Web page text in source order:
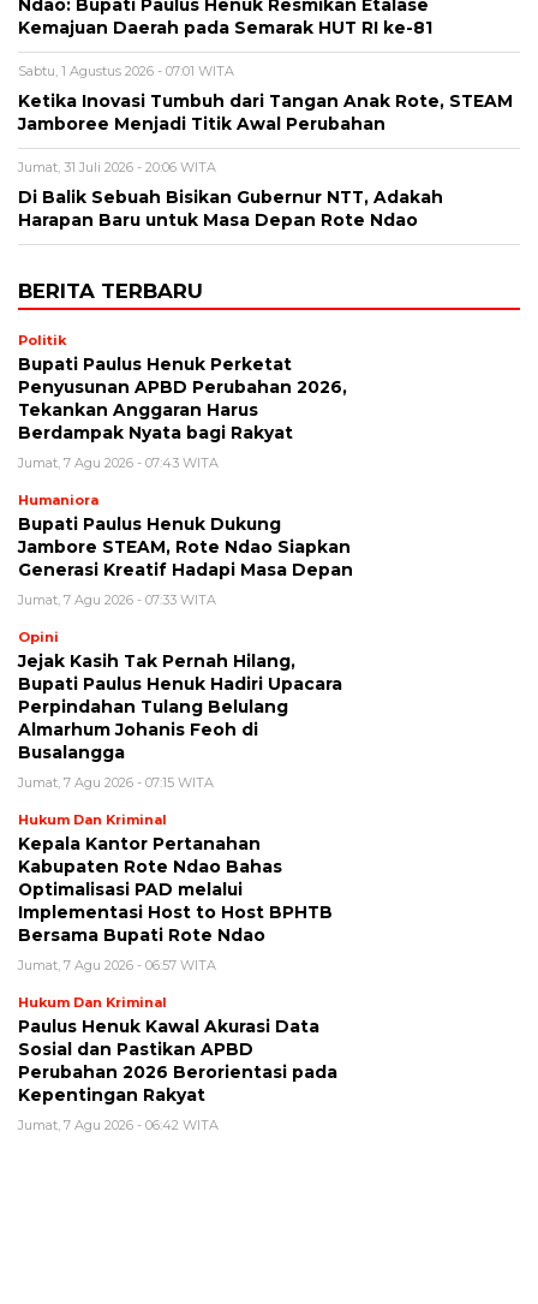
Ndao: Bupati Paulus Henuk Resmikan Etalase
Kemajuan Daerah pada Semarak HUT RI ke-81
Sabtu, 1 Agustus 2026 - 07:01 WITA
Ketika Inovasi Tumbuh dari Tangan Anak Rote, STEAM
Jamboree Menjadi Titik Awal Perubahan
Jumat, 31 Juli 2026 - 20:06 WITA
Di Balik Sebuah Bisikan Gubernur NTT, Adakah
Harapan Baru untuk Masa Depan Rote Ndao
BERITA TERBARU
Politik
Bupati Paulus Henuk Perketat
Penyusunan APBD Perubahan 2026,
Tekankan Anggaran Harus
Berdampak Nyata bagi Rakyat
Jumat, 7 Agu 2026 - 07:43 WITA
Humaniora
Bupati Paulus Henuk Dukung
Jambore STEAM, Rote Ndao Siapkan
Generasi Kreatif Hadapi Masa Depan
Jumat, 7 Agu 2026 - 07:33 WITA
Opini
Jejak Kasih Tak Pernah Hilang,
Bupati Paulus Henuk Hadiri Upacara
Perpindahan Tulang Belulang
Almarhum Johanis Feoh di
Busalangga
Jumat, 7 Agu 2026 - 07:15 WITA
Hukum Dan Kriminal
Kepala Kantor Pertanahan
Kabupaten Rote Ndao Bahas
Optimalisasi PAD melalui
Implementasi Host to Host BPHTB
Bersama Bupati Rote Ndao
Jumat, 7 Agu 2026 - 06:57 WITA
Hukum Dan Kriminal
Paulus Henuk Kawal Akurasi Data
Sosial dan Pastikan APBD
Perubahan 2026 Berorientasi pada
Kepentingan Rakyat
Jumat, 7 Agu 2026 - 06:42 WITA